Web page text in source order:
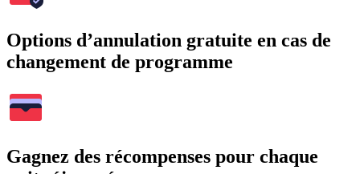
Options d’annulation gratuite en cas de
changement de programme
Gagnez des récompenses pour chaque